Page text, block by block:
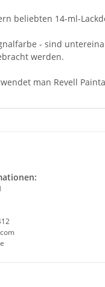
beliebten 14-ml-
- sind
werden.
man Revell